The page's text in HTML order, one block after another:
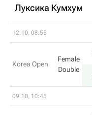
Луксика Кумхум
12.10, 08:55
Korea Open
Female
Double
09.10, 10:45